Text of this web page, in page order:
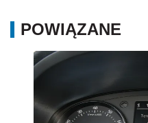
POWIĄZANE